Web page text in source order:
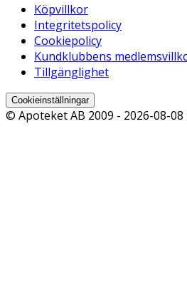
Köpvillkor
Integritetspolicy
Cookiepolicy
Kundklubbens
Tillgänglighet
Cookieinställningar
© Apoteket AB 2009 - 2026-08-08